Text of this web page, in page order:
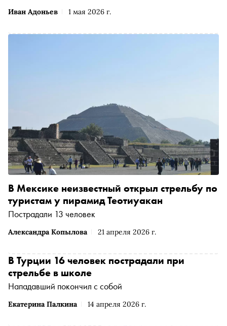
Иван Адоньев 1 мая 2026 г.
Александра Копылова 21 апреля 2026 г.
В Мексике неизвестный открыл стрельбу по
туристам у пирамид Теотиуакан
Пострадали 13 человек
Екатерина Палкина 14 апреля 2026 г.
В Турции 16 человек пострадали при
стрельбе в школе
Нападавший покончил с собой